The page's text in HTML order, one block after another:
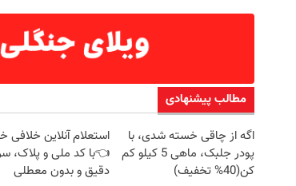
مطالب پیشنهادی
اگه از چاقی خسته شدی، با
پودر جلبک، ماهی 5 کیلو کم
کن(40% تخفیف)
استعلام آنلاین خلافی
👈با کد ملی و پلاک،
دقیق و بدون معطلی